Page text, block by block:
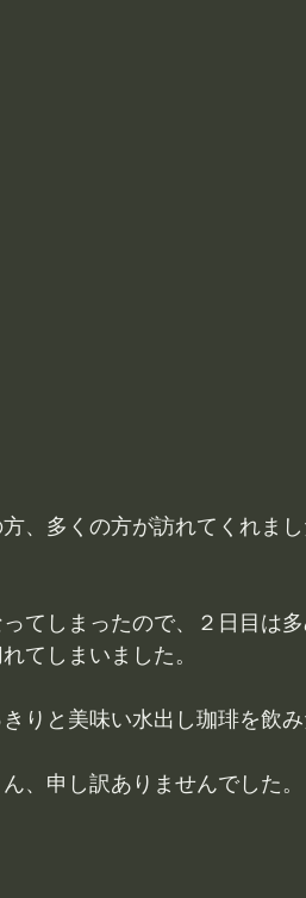
、多くの方が訪れてくれま
てしまったので、２日目は
てしまいました。
りと美味い水出し珈琲を飲
、申し訳ありませんでした。